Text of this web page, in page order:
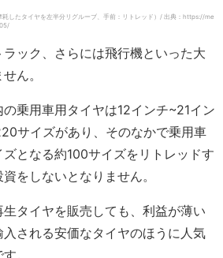
したタイヤを左半分リグルーブ、手前：リトレッド）/ 出典：https://me
ック、さらには飛行機といった大
ん。
乗用車用タイヤは12インチ~21イン
サイズがあり、そのなかで乗用車
となる約100サイズをリトレッドす
をしないとなりません。
タイヤを販売しても、利益が薄い
される安価なタイヤのほうに人気